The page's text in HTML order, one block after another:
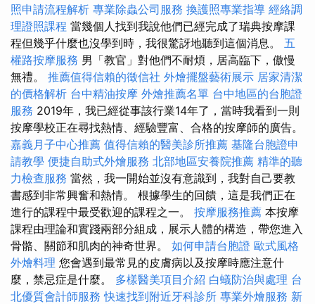
照申請流程解析 專業除蟲公司服務 換護照專業指導 經絡調
理證照課程 當幾個人找到我說他們已經完成了瑞典按摩課
程但幾乎什麼也沒學到時，我很驚訝地聽到這個消息。 五
權路按摩服務 男「教官」對他們不耐煩，居高臨下，傲慢
無禮。 推薦值得信賴的徵信社 外燴擺盤藝術展示 居家清潔
的價格解析 台中精油按摩 外燴推薦名單 台中地區的台胞證
服務 2019年，我已經從事該行業14年了，當時我看到一則
按摩學校正在尋找熱情、經驗豐富、合格的按摩師的廣告。
嘉義月子中心推薦 值得信賴的醫美診所推薦 基隆台胞證申
請教學 便捷自助式外燴服務 北部地區安養院推薦 精準的聽
力檢查服務 當然，我一開始並沒有意識到，我對自己要教
書感到非常興奮和熱情。 根據學生的回饋，這是我們正在
進行的課程中最受歡迎的課程之一。 按摩服務推薦 本按摩
課程由理論和實踐兩部分組成，展示人體的構造，帶您進入
骨骼、關節和肌肉的神奇世界。 如何申請台胞證 歐式風格
外燴料理 您會遇到最常見的皮膚病以及按摩時應注意什
麼，禁忌症是什麼。 多樣醫美項目介紹 白蟻防治與處理 台
北優質會計師服務 快速找到附近牙科診所 專業外燴服務 新